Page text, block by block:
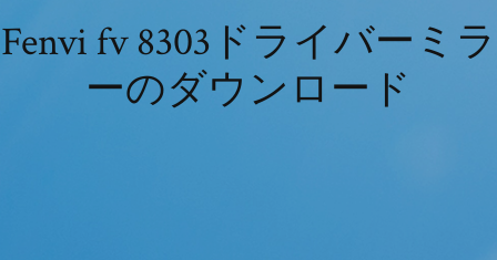
Fenvi fv 8303ドライバーミラ
ーのダウンロード